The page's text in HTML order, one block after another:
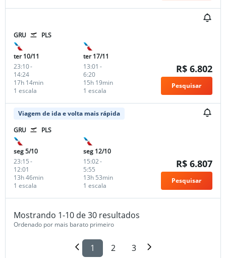
GRU PLS
ter 10/11
23:10-
14:24
1 escala
17h 14min
ter 17/11
13:01 -
6:20
1 escala
15h 19min
R$ 6.802
Pesquisar
Viagem de ida e volta mais rápida
GRU
PLS
seg 5/10
23:15-
12:01
1 escala
13h 46min
seg 12/10
15:02-
5:55
1 escala
13h 53min
R$ 6.807
Pesquisar
Mostrando 1-10 de 30 resultados
Ordenado por mais barato primeiro
1 2 3